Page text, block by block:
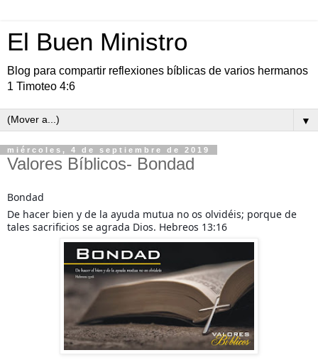
El Buen Ministro
Blog para compartir reflexiones bíblicas de varios hermanos
1 Timoteo 4:6
▼
miércoles, 4 de septiembre de 2019
Valores Bíblicos- Bondad
Bondad
De hacer bien y de la ayuda mutua no os olvidéis; porque de
tales sacrificios se agrada Dios. Hebreos 13:16